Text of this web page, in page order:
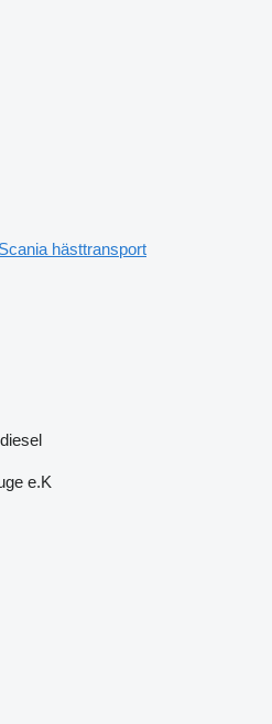
Scania hästtransport
diesel
e.K